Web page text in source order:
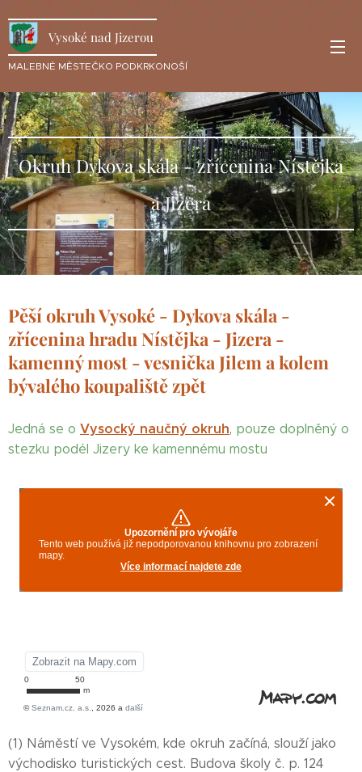
Vysoké nad Jizerou
MALEBNÉ MĚSTEČKO PODKRKONOŠÍ
Okruh Dykova skála - zřícenina Nístějka
a Jizera
Pěší okruh Vysoké - Dykova skála -
zřícenina hradu Nístějka - Jizera -
kamenný most - vesnička Jilem a kolem
bývalého koupaliště zpět
Jedná se o Vysocký naučný okruh, pouze doplněný o
stezku podél Jizery ke kamennému mostu
(1) Náměstí ve Vysokém, kde okruh začíná, slouží jako
východisko turistických cest. Budova školy č. p. 124